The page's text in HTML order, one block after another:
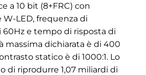
a 10 bit (8+FRC) con
LED, frequenza di
e tempo di risposta di
massima dichiarata è di 400
statico è di 1000:1. Lo
di riprodurre 1,07 miliardi di